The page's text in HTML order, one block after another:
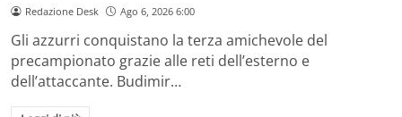
Redazione Desk Ago 6, 2026 6:00
Gli azzurri conquistano la terza amichevole del
precampionato grazie alle reti dell’esterno e
dell’attaccante. Budimir…